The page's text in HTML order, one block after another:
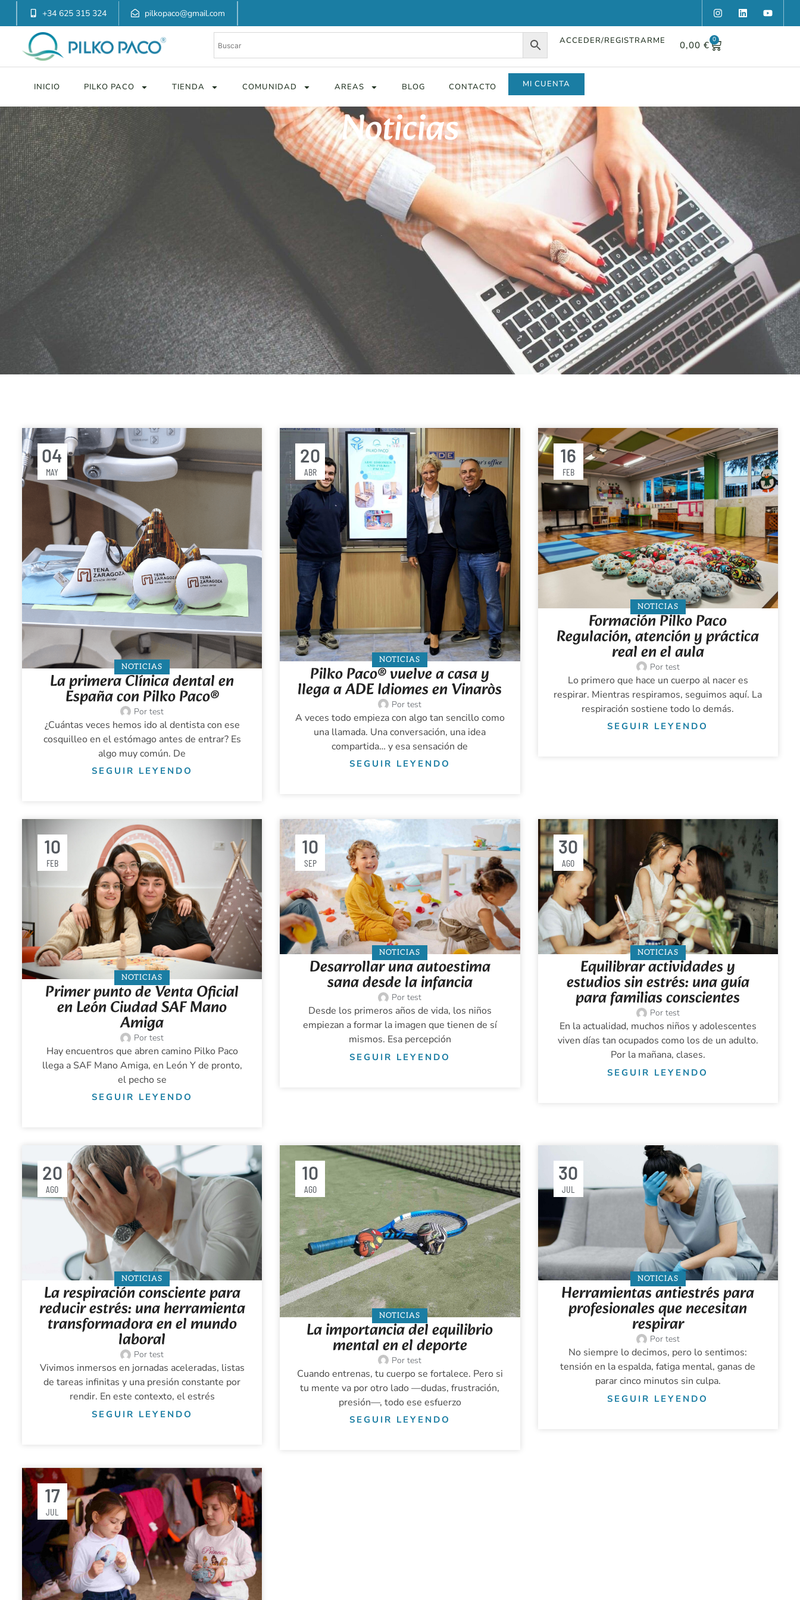
+34 625 315 324 pilkopaco@gmail.com
ACCEDER/REGISTRARME 0,00€ 0
INICIO PILKO PACO TIENDA COMUNIDAD AREAS BLOG CONTACTO MI CUENTA
Noticias
04
MAY
NOTICIAS
La primera Clínica dental en
España con Pilko Paco®
Por test
¿Cuántas veces hemos ido al dentista con ese
cosquilleo en el estómago antes de entrar? Es
algo muy común. De
SEGUIR LEYENDO
20
ABR
NOTICIAS
Pilko Paco® vuelve a casa y
llega a ADE Idiomes en Vinaròs
Por test
A veces todo empieza con algo tan sencillo como
una llamada. Una conversación, una idea
compartida… y esa sensación de
SEGUIR LEYENDO
16
FEB
NOTICIAS
Formación Pilko Paco
Regulación, atención y práctica
real en el aula
Portest
Lo primero que hace un cuerpo al nacer es
respirar. Mientras respiramos, seguimos aquí. La
respiración sostiene todo lo demás.
SEGUIR LEYENDO
10
FEB
NOTICIAS
Primer punto de Venta Oficial
en León Ciudad SAF Mano
Amiga
Por test
Hay encuentros que abren camino Pilko Paco
llega a SAF Mano Amiga, en León Y de pronto,
el pecho se
SEGUIR LEYENDO
10
SEP
NOTICIAS
Desarrollar una autoestima
sana desde la infancia
Por test
Desde los primeros años de vida, los niños
empiezan a formar la imagen que tienen de sí
mismos. Esa percepción
SEGUIR LEYENDO
30
AGO
NOTICIAS
Equilibrar actividades y
estudios sin estrés: una guía
para familias conscientes
Portest
En la actualidad, muchos niños y adolescentes
viven días tan ocupados como los de un adulto.
Por la mañana, clases.
SEGUIR LEYENDO
20
AGO
NOTICIAS
La respiración consciente para
reducir estrés: una herramienta
transformadora en el mundo
laboral
Por test
Vivimos inmersos en jornadas aceleradas, listas
de tareas infinitas y una presión constante por
rendir. En este contexto, el estrés
SEGUIR LEYENDO
10
AGO
NOTICIAS
La importancia del equilibrio
mental en el deporte
Por test
Cuando entrenas, tu cuerpo se fortalece. Pero si
tu mente va por otro lado —dudas, frustración,
presión—, todo ese esfuerzo
SEGUIR LEYENDO
30
JUL
NOTICIAS
Herramientas antiestrés para
profesionales que necesitan
respirar
Portest
No siempre lo decimos, pero lo sentimos:
tensión en la espalda, fatiga mental, ganas de
parar cinco minutos sin culpa.
SEGUIR LEYENDO
17
JUL